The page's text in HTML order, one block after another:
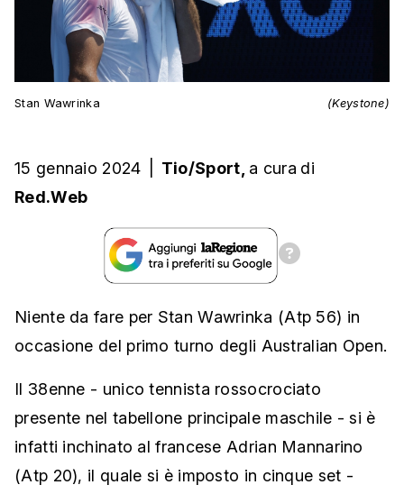
Stan Wawrinka (Keystone)
15 gennaio 2024 Tio/Sport, a cura di
Red.Web
Niente da fare per Stan Wawrinka (Atp 56) in
occasione del primo turno degli Australian Open.
Il 38enne - unico tennista rossocrociato
presente nel tabellone principale maschile - si è
infatti inchinato al francese Adrian Mannarino
(Atp 20), il quale si è imposto in cinque set -